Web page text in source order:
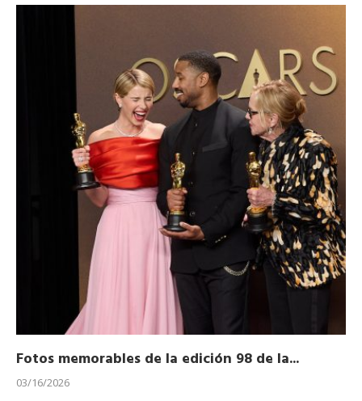
Fotos memorables de la edición 98 de la...
03/16/2026